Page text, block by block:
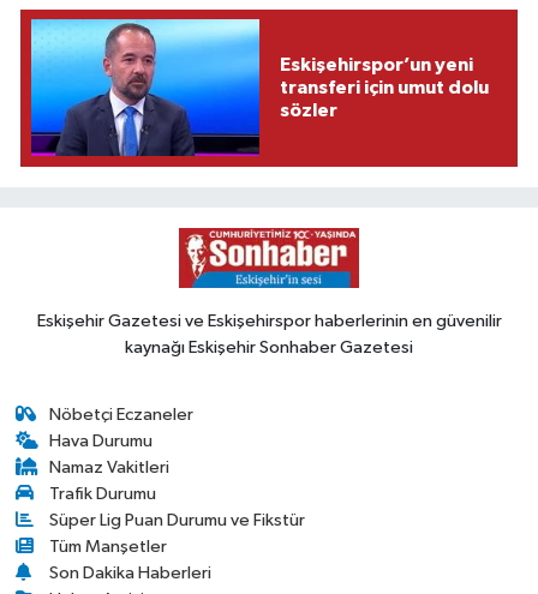
Eskişehirspor’un yeni
transferi için umut dolu
sözler
Eskişehir Gazetesi ve Eskişehirspor haberlerinin en güvenilir
kaynağı Eskişehir Sonhaber Gazetesi
Nöbetçi Eczaneler
Hava Durumu
Namaz Vakitleri
Trafik Durumu
Süper Lig Puan Durumu ve Fikstür
Tüm Manşetler
Son Dakika Haberleri